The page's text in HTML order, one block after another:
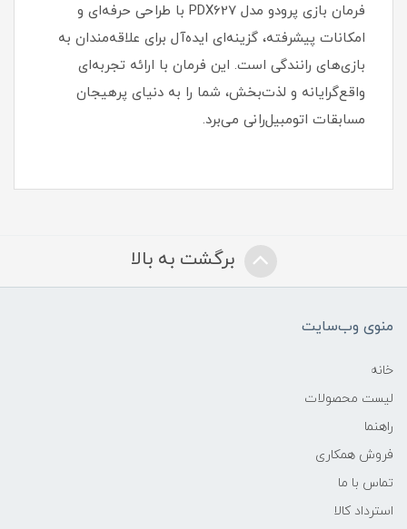
فرمان بازی پرودو مدل PDX627 با طراحی حرفه‌ای و
امکانات پیشرفته، گزینه‌ای ایده‌آل برای علاقه‌مندان به
بازی‌های رانندگی است. این فرمان با ارائه تجربه‌ای
واقع‌گرایانه و لذت‌بخش، شما را به دنیای پرهیجان
مسابقات اتومبیل‌رانی می‌برد.
برگشت به بالا
منوی وب‌سایت
خانه
لیست محصولات
راهنما
فروش همکاری
تماس با ما
استرداد کالا